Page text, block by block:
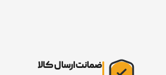
ضمانت ارسال کالا